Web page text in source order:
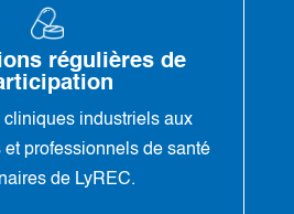
régulières de
cliniques industriels aux
et professionnels de santé
de LyREC.